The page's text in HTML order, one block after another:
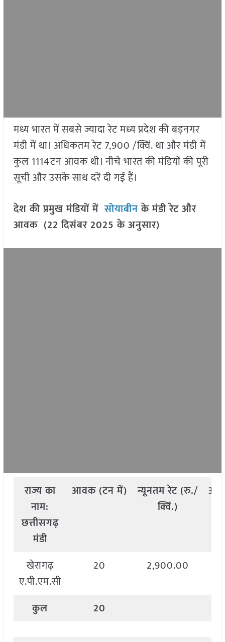
मध्य भारत में सबसे ज्यादा रेट मध्य प्रदेश की बड़नगर
मंडी में था। अधिकतम रेट 7,900 /क्विं. था और मंडी में
कुल 1114टन आवक थी। नीचे भारत की मंडियों की पूरी
सूची और उसके साथ दरें दी गई हैं।
देश की प्रमुख मंडियों में सोयाबीनके मंडी रेट और
आवक (22 दिसंबर 2025 के अनुसार)
राज्यका
नाम:
छत्तीसगढ़
मंडी
आवक (टनमें) न्यूनतमरेट (रु./
क्विं.)
खेरागढ़
ए.पी.एम.सी
20 2,900.00
कुल 20